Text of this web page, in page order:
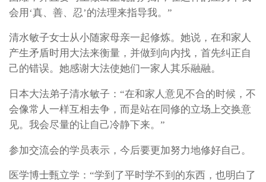
会用‘真、善、忍’的法理来指导我。”
清水敏子女士从小随家母亲一起修炼。她说，在和家人
产生矛盾时用大法来衡量，并做到向内找，首先纠正自
己的错误。她感谢大法使她们一家人其乐融融。
日本大法弟子清水敏子：“在和家人意见不合的时候，不
会像常人一样互相去争，而是站在同修的立场上交换意
见。我会尽量的让自己冷静下来。”
参加交流会的学员表示，今后要更加努力地修好自己。
医学博士甄立学：“学到了平时学不到的东西，也明白了